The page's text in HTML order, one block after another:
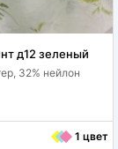
д12 зеленый
32% нейлон
1 цвет